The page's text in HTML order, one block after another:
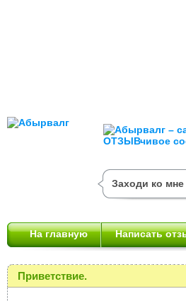
Заходи ко мне
На главную Написать
Приветствие.